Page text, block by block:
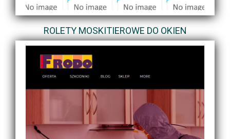
ROLETY MOSKITIEROWE DO OKIEN